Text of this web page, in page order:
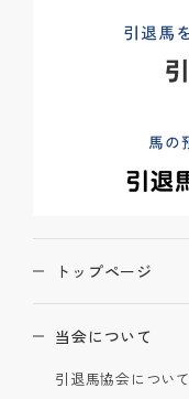
トップページ
当会について
引退馬協会について